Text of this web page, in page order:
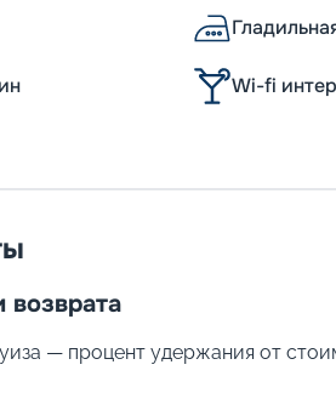
Wi-fi
— процент удержания от